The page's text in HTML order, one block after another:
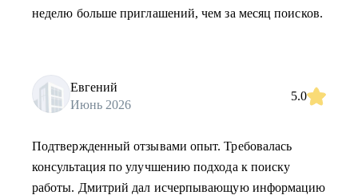
неделю больше приглашений, чем за месяц поисков.
Евгений
Июнь 2026
5.0
Подтвержденный отзывами опыт. Требовалась
консультация по улучшению подхода к поиску
работы. Дмитрий дал исчерпывающую информацию